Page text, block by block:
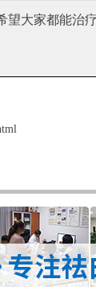
望大家都能治